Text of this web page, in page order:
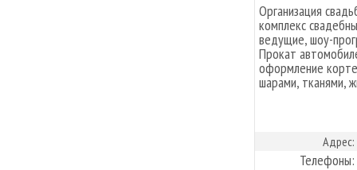
Организация
комплекс
ведущие, шоу-
Прокат
оформление
шарами, тканями,
Адрес:
Телефоны: